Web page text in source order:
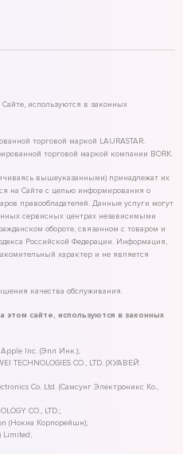
используются в законных
торговой маркой LAURASTAR.
торговой маркой компании BORK.
вышеуказанными) принадлежат их
на Сайте с целью информирования о
правообладателей. Данные услуги могут
сервисных центрах независимыми
обороте, связанном с товаром и
Российской Федерации. Информация,
характер и не является
качества обслуживания.
сайте, используются в законных
Apple Inc. (Эпл Инк.);
TECHNOLOGIES CO., LTD. (ХУАВЕЙ
Co. Ltd. (Самсунг Электроникс Ко.,
CO., LTD.;
(Нокиа Корпорейшн);
Limited;